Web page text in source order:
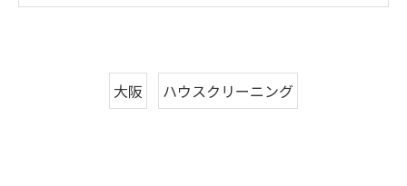
大阪 ハウスクリーニング